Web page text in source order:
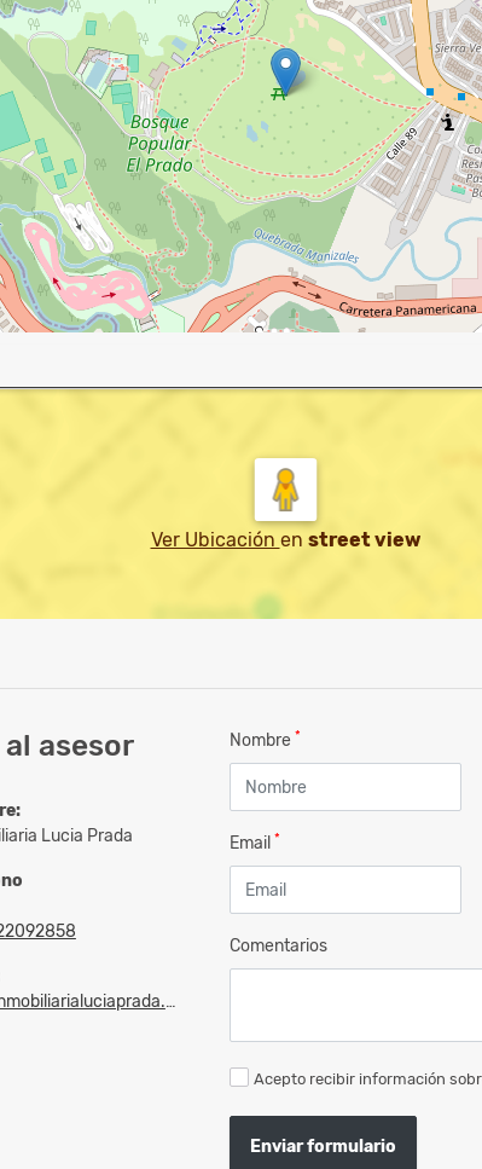
Ver Ubicación en street view
asesor
Lucia Prada
Nombre *
Email *
Comentarios
Acepto recibir información
Enviar formulario